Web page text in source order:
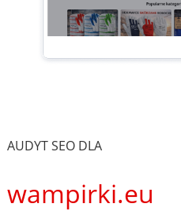
AUDYT SEO DLA
wampirki.eu